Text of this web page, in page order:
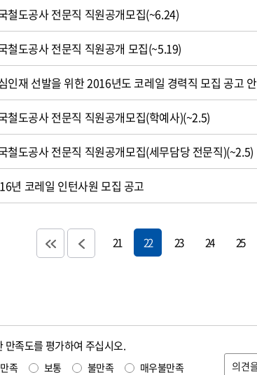
철도공사 전문직 직원공개모집(~6.24)
철도공사 전문직 직원공개 모집(~5.19)
인재 선발을 위한 2016년도 코레일 경력직 모집 공고
철도공사 전문직 직원공개모집(학예사)(~2.5)
철도공사 전문직 직원공개모집(세무담당 전문직)(~2.5)
년 코레일 인턴사원 모집 공고
21 22 23 24 25
만족도를 평가하여 주십시오.
만족 보통 불만족 매우불만족